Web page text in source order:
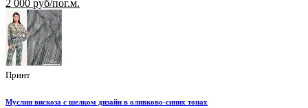
2 000 руб/пог.м.
Принт
Муслин вискоза с шелком дизайн в оливково-синих тонах